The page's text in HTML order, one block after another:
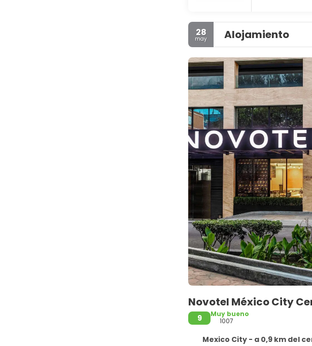
28
may Alojamiento
Novotel México City
9
Muy bueno
1007
Mexico City - a 0,9 km del